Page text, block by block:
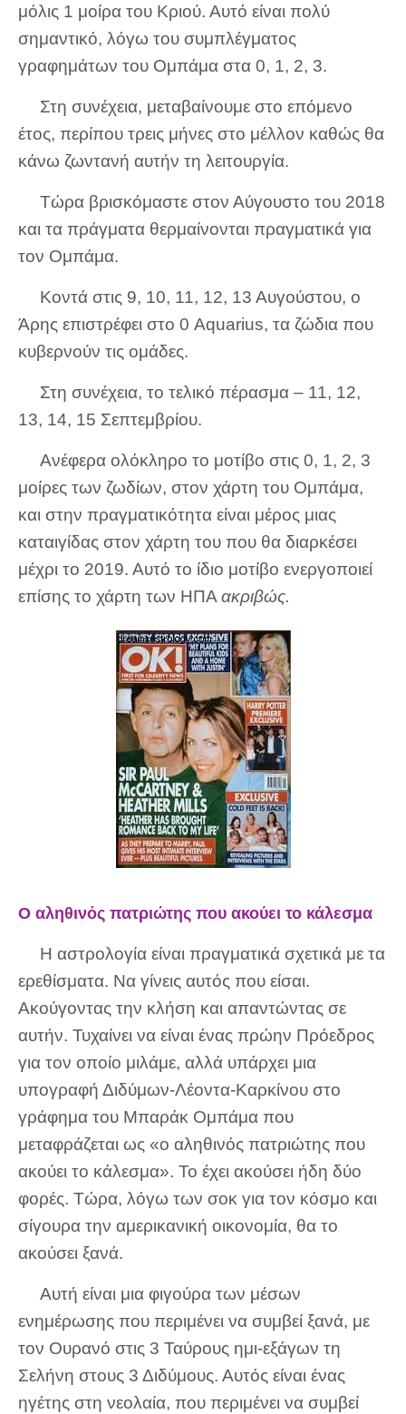
μόλις 1 μοίρα του Κριού. Αυτό είναι πολύ
σημαντικό, λόγω του συμπλέγματος
γραφημάτων του Ομπάμα στα 0, 1, 2, 3.
Στη συνέχεια, μεταβαίνουμε στο επόμενο
έτος, περίπου τρεις μήνες στο μέλλον καθώς θα
κάνω ζωντανή αυτήν τη λειτουργία.
Τώρα βρισκόμαστε στον Αύγουστο του 2018
και τα πράγματα θερμαίνονται πραγματικά για
τον Ομπάμα.
Κοντά στις 9, 10, 11, 12, 13 Αυγούστου, ο
Άρης επιστρέφει στο 0 Aquarius, τα ζώδια που
κυβερνούν τις ομάδες.
Στη συνέχεια, το τελικό πέρασμα – 11, 12,
13, 14, 15 Σεπτεμβρίου.
Ανέφερα ολόκληρο το μοτίβο στις 0, 1, 2, 3
μοίρες των ζωδίων, στον χάρτη του Ομπάμα,
και στην πραγματικότητα είναι μέρος μιας
καταιγίδας στον χάρτη του που θα διαρκέσει
μέχρι το 2019. Αυτό το ίδιο μοτίβο ενεργοποιεί
επίσης το χάρτη των ΗΠΑ ακριβώς.
Ο αληθινός πατριώτης που ακούει το κάλεσμα
Η αστρολογία είναι πραγματικά σχετικά με τα
ερεθίσματα. Να γίνεις αυτός που είσαι.
Ακούγοντας την κλήση και απαντώντας σε
αυτήν. Τυχαίνει να είναι ένας πρώην Πρόεδρος
για τον οποίο μιλάμε, αλλά υπάρχει μια
υπογραφή Διδύμων-Λέοντα-Καρκίνου στο
γράφημα του Μπαράκ Ομπάμα που
μεταφράζεται ως «ο αληθινός πατριώτης που
ακούει το κάλεσμα». Το έχει ακούσει ήδη δύο
φορές. Τώρα, λόγω των σοκ για τον κόσμο και
σίγουρα την αμερικανική οικονομία, θα το
ακούσει ξανά.
Αυτή είναι μια φιγούρα των μέσων
ενημέρωσης που περιμένει να συμβεί ξανά, με
τον Ουρανό στις 3 Ταύρους ημι-εξάγων τη
Σελήνη στους 3 Διδύμους. Αυτός είναι ένας
ηγέτης στη νεολαία, που περιμένει να συμβεί